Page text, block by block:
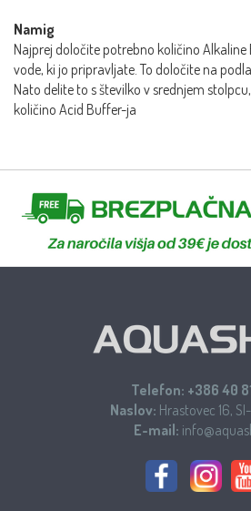
Namig
Najprej določite potrebno količino
vode, ki jo pripravljate. To določite na
Nato delite to s številko v srednjem
količino Acid Buffer-ja
Telefon: +386 40
Naslov: Hrastovec 16,
E-mail: